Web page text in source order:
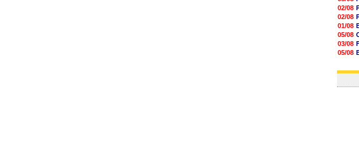
02/08
02/08
01/08
05/08
03/08
05/08
03/08